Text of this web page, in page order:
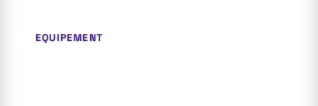
EQUIPEMENT